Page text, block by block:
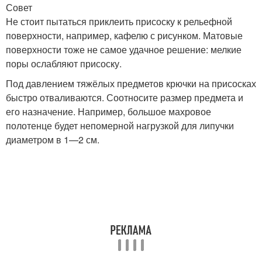
Совет
Не стоит пытаться приклеить присоску к рельефной
поверхности, например, кафелю с рисунком. Матовые
поверхности тоже не самое удачное решение: мелкие
поры ослабляют присоску.
Под давлением тяжёлых предметов крючки на присосках
быстро отваливаются. Соотносите размер предмета и
его назначение. Например, большое махровое
полотенце будет непомерной нагрузкой для липучки
диаметром в 1—2 см.